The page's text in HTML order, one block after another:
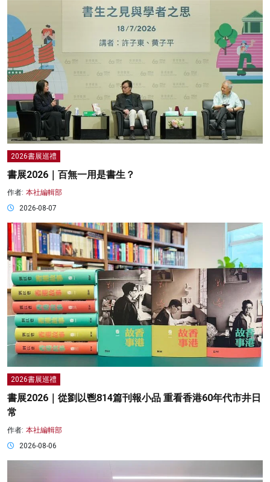
2026書展巡禮
書展2026｜百無一用是書生？
作者: 本社編輯部
2026-08-07
2026書展巡禮
書展2026｜從劉以鬯814篇刊報小品 重看香港60年代市井日
常
作者: 本社編輯部
2026-08-06